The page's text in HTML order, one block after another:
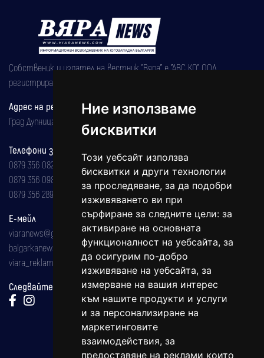
Ние използваме
бисквитки
Този уебсайт използва
бисквитки и други технологии
за проследяване, за да подобри
изживяването ви при
сърфиране за следните цели: за
активиране на основната
функционалност на уебсайта, за
да осигурим по-добро
изживяване на уебсайта, за
измерване на вашия интерес
към нашите продукти и услуги
и за персонализиране на
маркетинговите
взаимодействия, за
предоставяне на реклами които
Собственик и издател на вестник "Вяра" е "АВС КО" ООД,
регистрирана на 08.05.2002 година.
Адрес на редакцията
Град Дупница, ул.''Христо Ботев" 43
Телефони за реклама и абонаменти
0879 356 082
0879 356 098
0879 356 289
Е-мейл
viaranews@gmail.com
balgarkanews@gmail.com
viara_reklama@mail.bg
Следвайте ни: